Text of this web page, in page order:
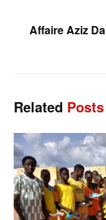
Affaire Aziz
Related Posts